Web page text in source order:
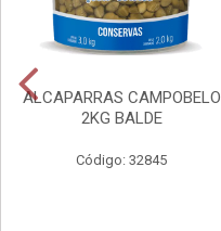
ALCAPARRAS CAMPOBELO
2KG BALDE
Código: 32845